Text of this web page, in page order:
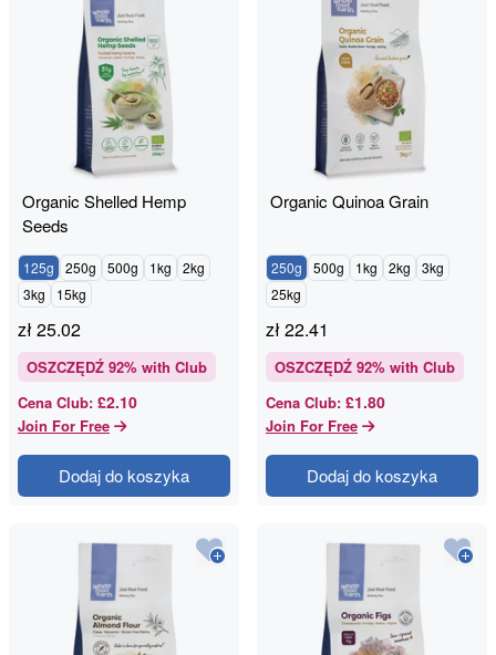
Organic Shelled Hemp
Seeds
125g 250g 500g 1kg
2kg
3kg
15kg
zł25.02
OSZCZĘDŹ 92% with Club
Cena Club: £2.10
Join For Free
Dodaj do koszyka
Organic Quinoa Grain
250g 500g 1kg 2kg
3kg
25kg
zł22.41
OSZCZĘDŹ 92% with Club
Cena Club: £1.80
Join For Free
Dodaj do koszyka